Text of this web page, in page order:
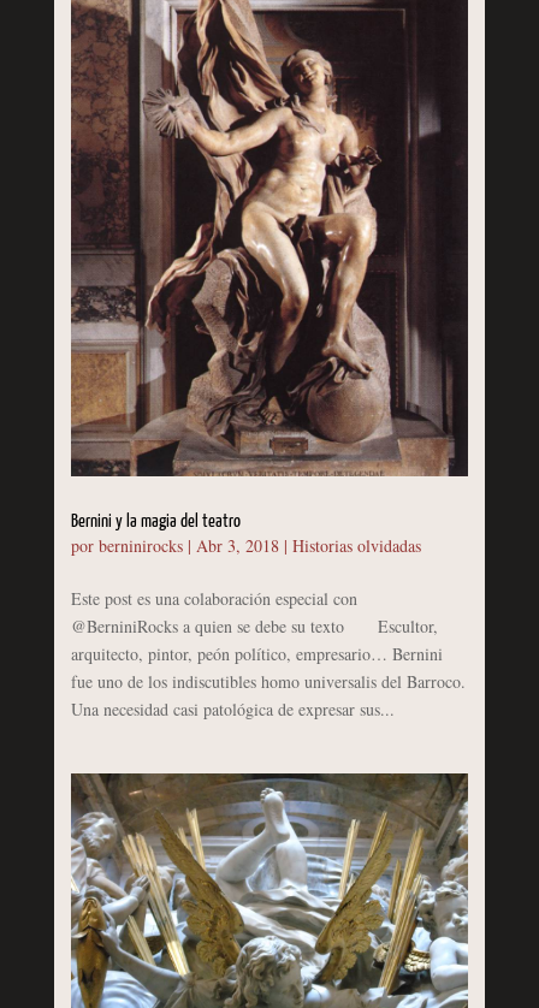
Bernini y la magia del teatro
por berninirocks| Abr 3, 2018| Historias olvidadas
Este post es una colaboración especial con
@BerniniRocks a quien se debe su texto Escultor,
arquitecto, pintor, peón político, empresario… Bernini
fue uno de los indiscutibles homo universalis del Barroco.
Una necesidad casi patológica de expresar sus...